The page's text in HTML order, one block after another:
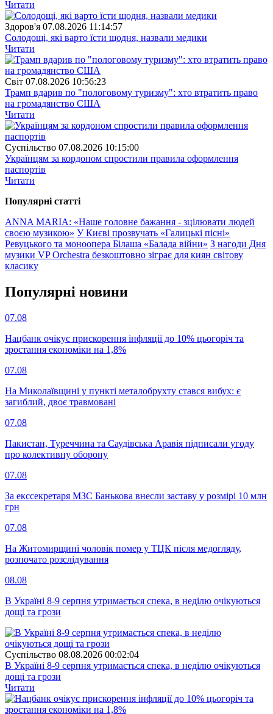
Читати
Здоров'я 07.08.2026 11:14:57
Солодощі, які варто їсти щодня, назвали медики
Читати
Свiт 07.08.2026 10:56:23
Трамп вдарив по "пологовому туризму": хто втратить право
на громадянство США
Читати
Суспiльство 07.08.2026 10:15:00
Українцям за кордоном спростили правила оформлення
паспортів
Читати
Популярнi статтi
ANNA MARIA: «Наше головне бажання - зцілювати людей
своєю музикою» У Києві прозвучать «Галицькі пісні»
Ревуцького та моноопера Білаша «Балада війни» З нагоди Дня
музики VP Orchestra безкоштовно зіграє для киян світову
класику
Популярнi новини
07.08
Нацбанк очікує прискорення інфляції до 10% цьогоріч та
зростання економіки на 1,8%
07.08
На Миколаївщині у пункті металобрухту стався вибух: є
загиблий, двоє травмовані
07.08
Пакистан, Туреччина та Саудівська Аравія підписали угоду
про колективну оборону
07.08
За екссекретаря МЗС Банькова внесли заставу у розмірі 10 млн
грн
07.08
На Житомирщині чоловік помер у ТЦК після медогляду,
розпочато розслідування
08.08
В Україні 8-9 серпня утримається спека, в неділю очікуються
дощі та грози
Суспiльство 08.08.2026 00:02:04
В Україні 8-9 серпня утримається спека, в неділю очікуються
дощі та грози
Читати